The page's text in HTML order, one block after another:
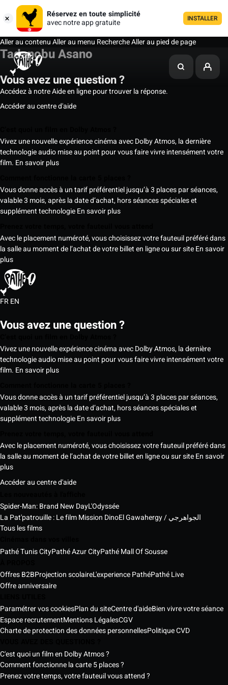
Réservez en toute simplicité
avec notre app gratuite
INSTALLER
Aller au contenuAller au menu RechercheAller au pied de page
Tadanobu Asano
Vous avez une question ?
Accédez à notre Aide en ligne pour trouver la réponse.
Accéder au centre d'aide
Vivez une nouvelle expérience cinéma avec Dolby Atmos, la dernière
technologie audio mise au point pour vous faire vivre intensément votre
film. En savoir plus
Vous donne accès à un tarif préférentiel jusqu’à 3 places par séances,
valable 3 mois, après la date d’achat, hors séances spéciales et
supplément technologieEn savoir plus
Avec le placement numéroté, vous choisissez votre fauteuil préféré dans
la salle au moment de l’achat de votre billet en ligne ou sur siteEn savoir
plus
FREN
Vous avez une question ?
Vivez une nouvelle expérience cinéma avec Dolby Atmos, la dernière
technologie audio mise au point pour vous faire vivre intensément votre
film. En savoir plus
Vous donne accès à un tarif préférentiel jusqu’à 3 places par séances,
valable 3 mois, après la date d’achat, hors séances spéciales et
supplément technologieEn savoir plus
Avec le placement numéroté, vous choisissez votre fauteuil préféré dans
la salle au moment de l’achat de votre billet en ligne ou sur siteEn savoir
plus
Accéder au centre d'aide
Spider-Man: Brand New DayL'Odyssée
La Pat'patrouille : Le film Mission Dino
El Gawahergy / الجواهرجي
Tous les films
Pathé Tunis CityPathé Azur CityPathé Mall Of Sousse
Offres B2BProjection scolaireL'experience PathéPathé Live
Offre anniversaire
Paramétrer vos cookiesPlan du siteCentre d'aideBien vivre votre séance
Espace recrutementMentions LégalesCGV
Charte de protection des données personnellesPolitique CVD
C'est quoi un film en Dolby Atmos ?
Comment fonctionne la carte 5 places ?
Prenez votre temps, votre fauteuil vous attend ?